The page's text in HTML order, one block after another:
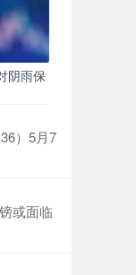
阴雨保
）5月7
或面临